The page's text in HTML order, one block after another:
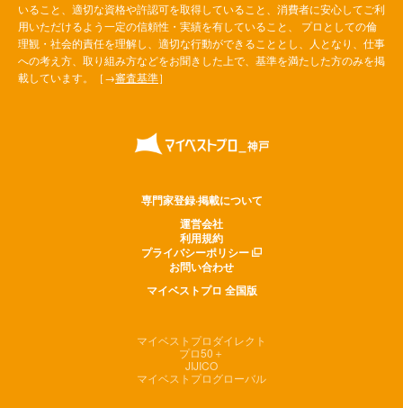
いること、適切な資格や許認可を取得していること、消費者に安心してご利
用いただけるよう一定の信頼性・実績を有していること、 プロとしての倫
理観・社会的責任を理解し、適切な行動ができることとし、人となり、仕事
への考え方、取り組み方などをお聞きした上で、基準を満たした方のみを掲
載しています。［→審査基準］
専門家登録·掲載について
運営会社
利用規約
プライバシーポリシー
お問い合わせ
マイベストプロ 全国版
マイベストプロダイレクト
プロ50＋
JIJICO
マイベストプログローバル